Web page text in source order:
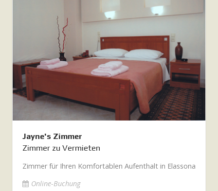
Jayne's Zimmer
Zimmer zu Vermieten
Zimmer für Ihren Komfortablen Aufenthalt in Elassona
Online-Buchung